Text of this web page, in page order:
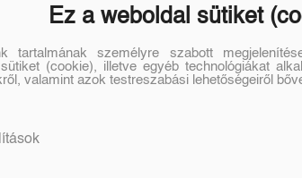
Ez a weboldal sütiket
tartalmának személyre szabott
(cookie), illetve egyéb technológiákat
valamint azok testreszabási lehetőségeiről